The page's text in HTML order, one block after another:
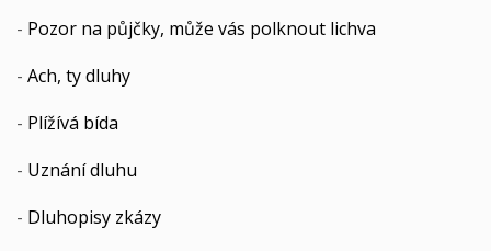
- Pozor na půjčky, může vás polknout lichva
- Ach, ty dluhy
- Plížívá bída
- Uznání dluhu
- Dluhopisy zkázy